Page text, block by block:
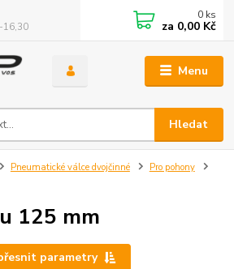
Menu
Hledat
16,30
0 ks
za 0,00 Kč
Pneumatické válce dvojčinné
Pro pohony
125 mm
parametry